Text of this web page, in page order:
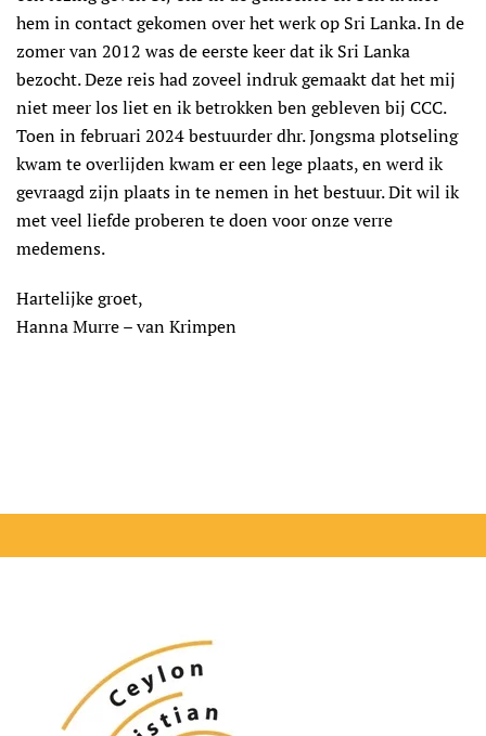
hem in contact gekomen over het werk op Sri Lanka. In de
zomer van 2012 was de eerste keer dat ik Sri Lanka
bezocht. Deze reis had zoveel indruk gemaakt dat het mij
niet meer los liet en ik betrokken ben gebleven bij CCC.
Toen in februari 2024 bestuurder dhr. Jongsma plotseling
kwam te overlijden kwam er een lege plaats, en werd ik
gevraagd zijn plaats in te nemen in het bestuur. Dit wil ik
met veel liefde proberen te doen voor onze verre
medemens.
Hartelijke groet,
Hanna Murre – van Krimpen